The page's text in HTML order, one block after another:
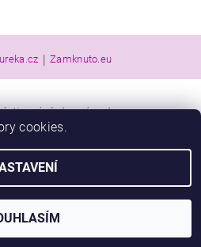
| Zamknuto.eu
Liznová, všechna práva vyhrazena
Vytvořil Shoptet
cookies.